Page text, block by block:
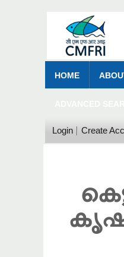
HOME
Login Create
കൃഷി